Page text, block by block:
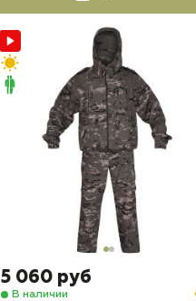
5 060 руб
В наличии